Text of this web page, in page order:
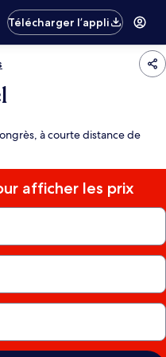
Télécharger l’appli
à courte distance de
afficher les prix